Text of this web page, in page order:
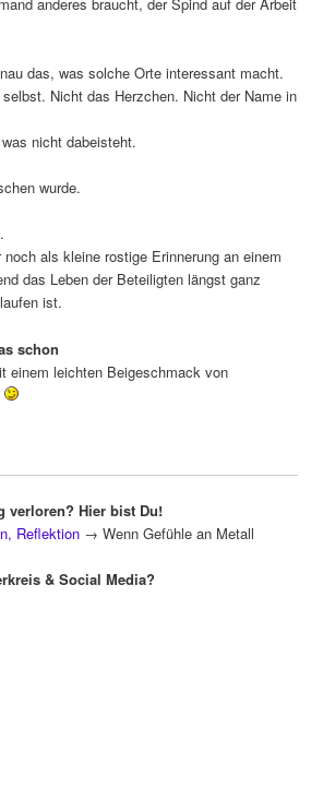
das, was solche Orte interessant macht.
Nicht das Herzchen. Nicht der Name in
nicht dabeisteht.
wurde.
noch als kleine rostige Erinnerung an einem
das Leben der Beteiligten längst ganz
ist.
schon
einem leichten Beigeschmack von
verloren? Hier bist Du!
Reflektion → Wenn Gefühle an Metall
& Social Media?